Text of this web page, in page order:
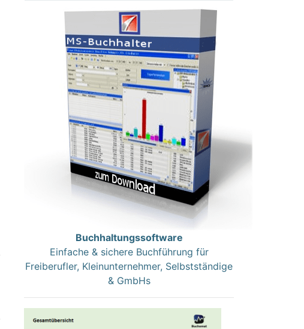
Buchhaltungssoftware
Einfache & sichere Buchführung für
Freiberufler, Kleinunternehmer, Selbstständige
& GmbHs